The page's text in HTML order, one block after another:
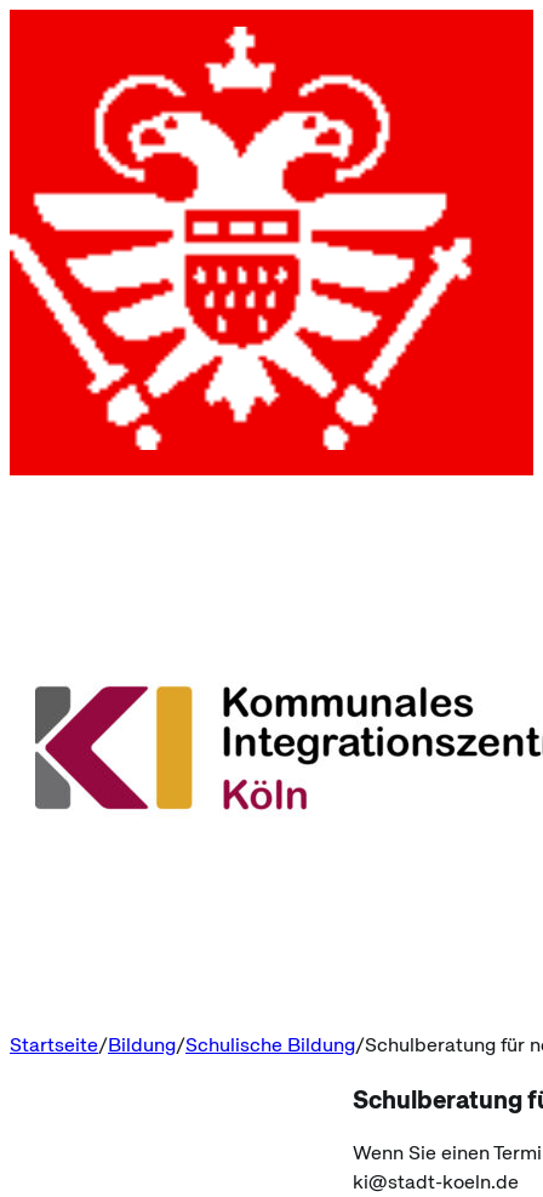
Startseite Bildung Schulische Bildung Schulberatung für
Schulberatung
Wenn Sie einen
ki@stadt-koeln.de